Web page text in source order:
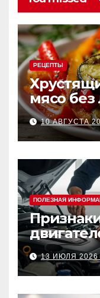
РЕЦЕПТЫ
мясо без
знали
10 АВГУСТА
ПОЛЕЗНАЯ
ехать в
13 ИЮЛЯ 2026